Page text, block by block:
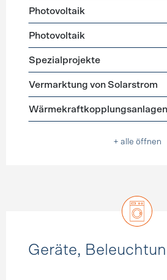
Photovoltaik
Photovoltaik
Spezialprojekte
Vermarktung von Solarstrom
+ alle öffnen
Geräte,